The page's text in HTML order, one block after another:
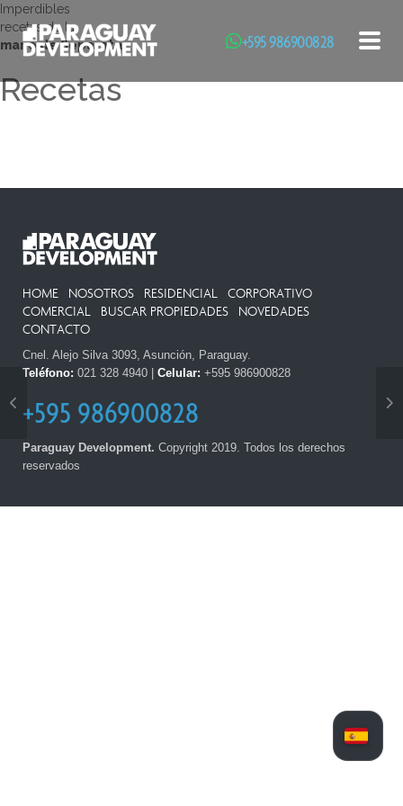
+595 986900828
Imperdibles
recetas de la
mano de Separata
Recetas
HOME NOSOTROS RESIDENCIAL
CORPORATIVO
COMERCIAL
BUSCAR PROPIEDADES
NOVEDADES
CONTACTO
Cnel. Alejo Silva 3093, Asunción, Paraguay.
Teléfono: 021 328 4940 | Celular: +595 986900828
+595 986900828
Paraguay Development. Copyright 2019. Todos los derechos
reservados